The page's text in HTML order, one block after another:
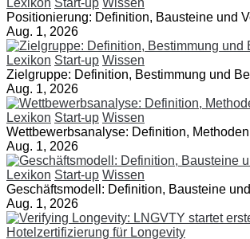
Lexikon Start-up Wissen
Positionierung: Definition, Bausteine und
Aug. 1, 2026
Lexikon Start-up Wissen
Zielgruppe: Definition, Bestimmung und
Aug. 1, 2026
Lexikon Start-up Wissen
Wettbewerbsanalyse: Definition,
Aug. 1, 2026
Lexikon Start-up Wissen
Geschäftsmodell: Definition, Bausteine
Aug. 1, 2026